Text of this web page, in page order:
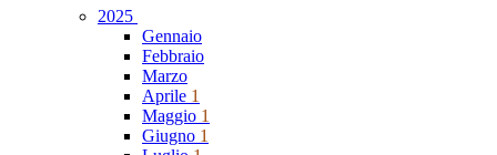
2025
Gennaio
Febbraio
Marzo
Aprile 1
Maggio 1
Giugno 1